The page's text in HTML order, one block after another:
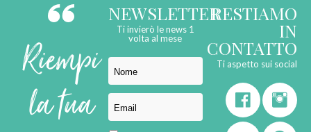
Riempi
la tua
NEWSLETTER
Ti invierò le news 1
volta al mese
RESTIAMO
IN
CONTATTO
Ti aspetto sui social